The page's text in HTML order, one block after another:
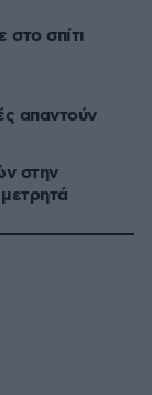
σπίτι
απαντούν
στην